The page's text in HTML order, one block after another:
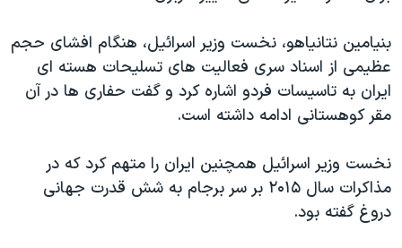
بنیامین نتانیاهو، نخست وزیر اسرائیل، هنگام افشای حجم
عظیمی از اسناد سری فعالیت های تسلیحات هسته ای
ایران به تاسیسات فردو اشاره کرد و گفت حفاری ها در آن
مقر کوهستانی ادامه داشته است.
نخست وزیر اسرائیل همچنین ایران را متهم کرد که در
مذاکرات سال ۲۰۱۵ بر سر برجام به شش قدرت جهانی
دروغ گفته بود.